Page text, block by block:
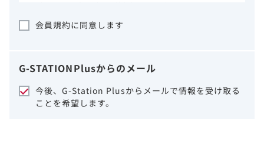
事項をご熟読いただき、同意された場合のみご利用くだ
ギリアドは、本サイトのコンテンツについて
細心の注意を払い、正確かつ最新の情報を提
供するように努力をしておりますが、正確
性、確実性、妥当性、有用性、ご利用になら
会員規約に同意します
G-STATIONPlusからのメール
今後、G-Station Plusからメールで情報を受け取る
ことを希望します。